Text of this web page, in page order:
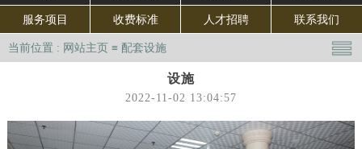
服务项目 收费标准 人才招聘 联系我们
当前位置 : 网站主页 ≡ 配套设施
设施
2022-11-02 13:04:57